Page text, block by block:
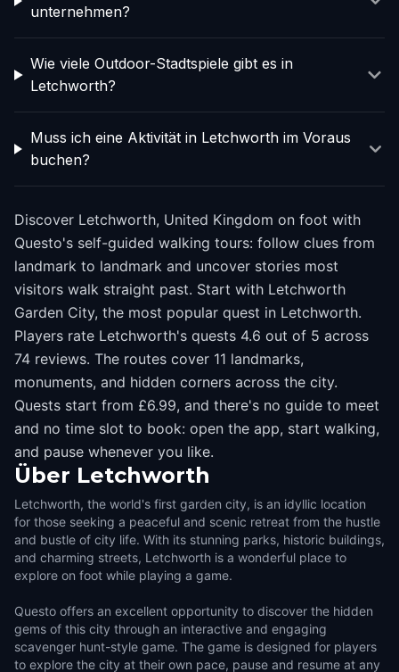
unternehmen?
Wie viele Outdoor-Stadtspiele gibt es in
Letchworth?
Muss ich eine Aktivität in Letchworth im Voraus
buchen?
Discover Letchworth, United Kingdom on foot with
Questo's self-guided walking tours: follow clues from
landmark to landmark and uncover stories most
visitors walk straight past. Start with Letchworth
Garden City, the most popular quest in Letchworth.
Players rate Letchworth's quests 4.6 out of 5 across
74 reviews. The routes cover 11 landmarks,
monuments, and hidden corners across the city.
Quests start from £6.99, and there's no guide to meet
and no time slot to book: open the app, start walking,
and pause whenever you like.
Über Letchworth
Letchworth, the world's first garden city, is an idyllic location
for those seeking a peaceful and scenic retreat from the hustle
and bustle of city life. With its stunning parks, historic buildings,
and charming streets, Letchworth is a wonderful place to
explore on foot while playing a game.
Questo offers an excellent opportunity to discover the hidden
gems of this city through an interactive and engaging
scavenger hunt-style game. The game is designed for players
to explore the city at their own pace, pause and resume at any